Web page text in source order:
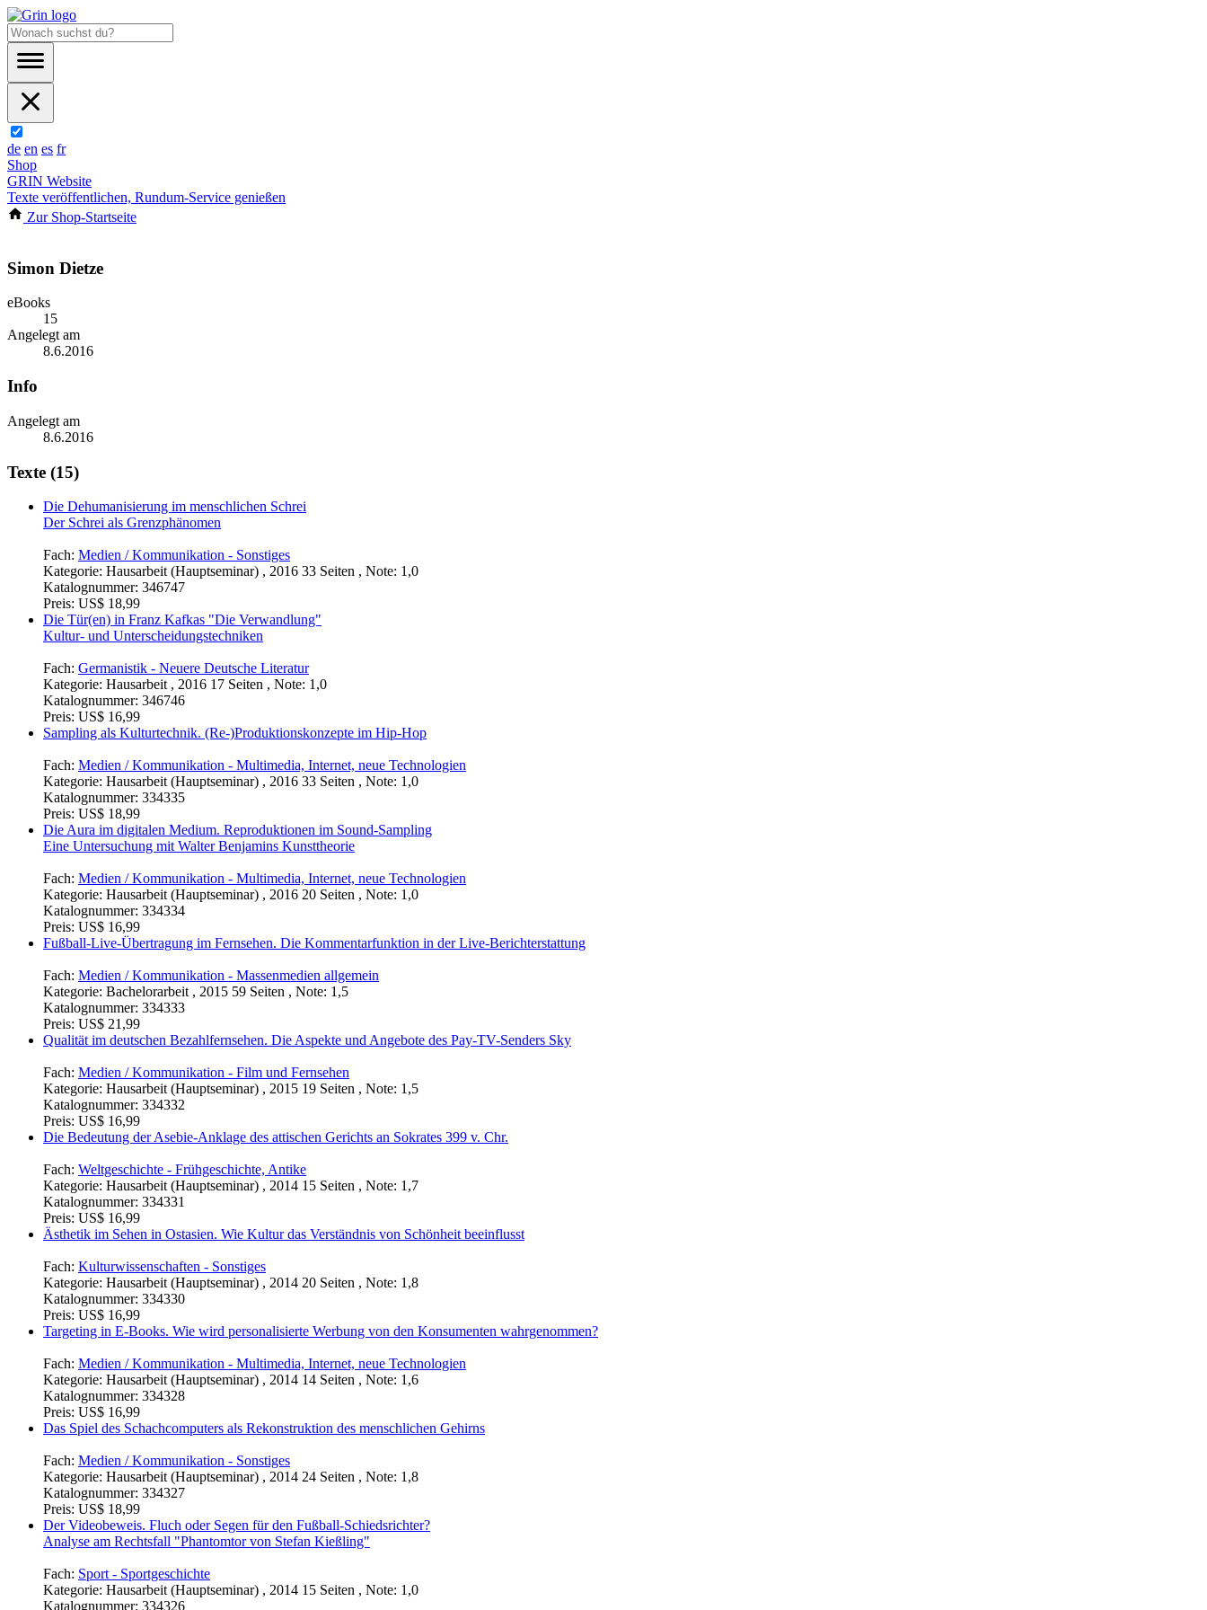
de en es fr
Shop
GRIN Website
Texte veröffentlichen, Rundum-Service genießen
Zur Shop-Startseite
Simon Dietze
eBooks
15
Angelegt am
8.6.2016
Info
Angelegt am
8.6.2016
Texte (15)
Die Dehumanisierung im menschlichen Schrei
Der Schrei als Grenzphänomen
Fach: Medien / Kommunikation - Sonstiges
Kategorie: Hausarbeit (Hauptseminar) , 2016 33 Seiten , Note: 1,0
Katalognummer: 346747
Preis: US$ 18,99
Die Tür(en) in Franz Kafkas "Die Verwandlung"
Kultur- und Unterscheidungstechniken
Fach: Germanistik - Neuere Deutsche Literatur
Kategorie: Hausarbeit , 2016 17 Seiten , Note: 1,0
Katalognummer: 346746
Preis: US$ 16,99
Sampling als Kulturtechnik. (Re-)Produktionskonzepte im Hip-Hop
Fach: Medien / Kommunikation - Multimedia, Internet, neue Technologien
Kategorie: Hausarbeit (Hauptseminar) , 2016 33 Seiten , Note: 1,0
Katalognummer: 334335
Preis: US$ 18,99
Die Aura im digitalen Medium. Reproduktionen im Sound-Sampling
Eine Untersuchung mit Walter Benjamins Kunsttheorie
Fach: Medien / Kommunikation - Multimedia, Internet, neue Technologien
Kategorie: Hausarbeit (Hauptseminar) , 2016 20 Seiten , Note: 1,0
Katalognummer: 334334
Preis: US$ 16,99
Fußball-Live-Übertragung im Fernsehen. Die Kommentarfunktion in der Live-Berichterstattung
Fach: Medien / Kommunikation - Massenmedien allgemein
Kategorie: Bachelorarbeit , 2015 59 Seiten , Note: 1,5
Katalognummer: 334333
Preis: US$ 21,99
Qualität im deutschen Bezahlfernsehen. Die Aspekte und Angebote des Pay-TV-Senders Sky
Fach: Medien / Kommunikation - Film und Fernsehen
Kategorie: Hausarbeit (Hauptseminar) , 2015 19 Seiten , Note: 1,5
Katalognummer: 334332
Preis: US$ 16,99
Die Bedeutung der Asebie-Anklage des attischen Gerichts an Sokrates 399 v. Chr.
Fach: Weltgeschichte - Frühgeschichte, Antike
Kategorie: Hausarbeit (Hauptseminar) , 2014 15 Seiten , Note: 1,7
Katalognummer: 334331
Preis: US$ 16,99
Ästhetik im Sehen in Ostasien. Wie Kultur das Verständnis von Schönheit beeinflusst
Fach: Kulturwissenschaften - Sonstiges
Kategorie: Hausarbeit (Hauptseminar) , 2014 20 Seiten , Note: 1,8
Katalognummer: 334330
Preis: US$ 16,99
Targeting in E-Books. Wie wird personalisierte Werbung von den Konsumenten wahrgenommen?
Fach: Medien / Kommunikation - Multimedia, Internet, neue Technologien
Kategorie: Hausarbeit (Hauptseminar) , 2014 14 Seiten , Note: 1,6
Katalognummer: 334328
Preis: US$ 16,99
Das Spiel des Schachcomputers als Rekonstruktion des menschlichen Gehirns
Fach: Medien / Kommunikation - Sonstiges
Kategorie: Hausarbeit (Hauptseminar) , 2014 24 Seiten , Note: 1,8
Katalognummer: 334327
Preis: US$ 18,99
Der Videobeweis. Fluch oder Segen für den Fußball-Schiedsrichter?
Analyse am Rechtsfall "Phantomtor von Stefan Kießling"
Fach: Sport - Sportgeschichte
Kategorie: Hausarbeit (Hauptseminar) , 2014 15 Seiten , Note: 1,0
Katalognummer: 334326